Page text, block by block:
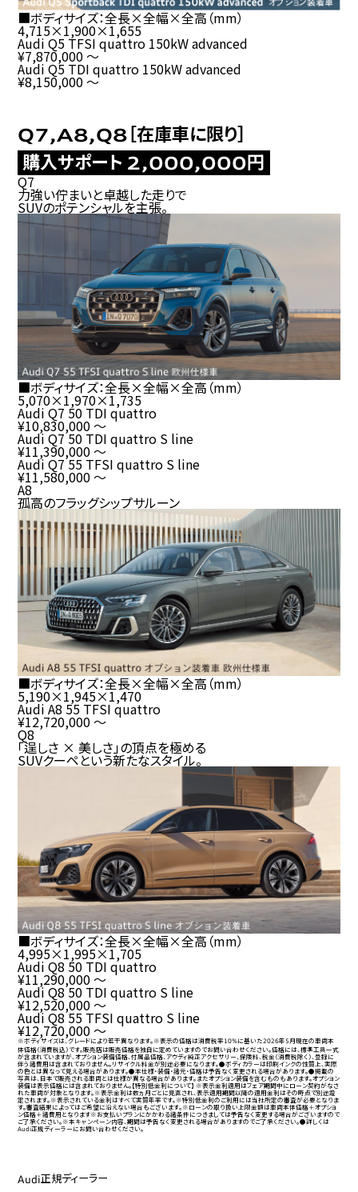
■ボディサイズ：全長×全幅×全高（mm）
4,715×1,900×1,655
Audi Q5 TFSI quattro 150kW advanced
¥7,870,000～
Audi Q5 TDI quattro 150kW advanced
¥8,150,000～
Q7,A8,Q8 ［在庫車に限り］
購入サポート 2,000,000円
Q7
力強い佇まいと卓越した走りで
SUVのポテンシャルを主張。
■ボディサイズ：全長×全幅×全高（mm）
5,070×1,970×1,735
Audi Q7 50 TDI quattro
¥10,830,000～
Audi Q7 50 TDI quattro S line
¥11,390,000～
Audi Q7 55 TFSI quattro S line
¥11,580,000～
A8
孤高のフラッグシップサルーン
■ボディサイズ：全長×全幅×全高（mm）
5,190×1,945×1,470
Audi A8 55 TFSI quattro
¥12,720,000～
Q8
「逞しさ × 美しさ」の頂点を極める
SUVクーペという新たなスタイル。
■ボディサイズ：全長×全幅×全高（mm）
4,995×1,995×1,705
Audi Q8 50 TDI quattro
¥11,290,000～
Audi Q8 50 TDI quattro S line
¥12,520,000～
Audi Q8 55 TFSI quattro S line
¥12,720,000～
※ボディサイズは、グレードにより若干異なります。※表示の価格は消費税率10%に基いた2026年5月現在の車両本
体価格（消費税込）です。販売店は販売価格を独自に定めていますのでお問い合わせください。価格には、標準工具一式
が含まれていますが、オプション装備価格、付属品価格、アウディ純正アクセサリー、保険料、税金（消費税除く）、登録に
伴う諸費用は含まれておりません。リサイクル料金が別途必要になります。●ボディカラーは印刷インクの性質上、実際
の色とは異なって見える場合があります。●本仕様・装備・諸元・価格は予告なく変更される場合があります。●掲載の
写真は、日本で販売される車両とは仕様が異なる場合があります。またオプション装備を含むものもあります。オプション
装備は表示価格には含まれておりません。【特別低金利について】 ※表示金利適用はフェア期間中にローン契約がなさ
れた車両が対象となります。※表示金利は数ヵ月ごとに見直され、表示適用期間以降の適用金利はその時点で別途設
定されます。※表示されている金利はすべて実質年率です。※特別低金利のご利用には当社所定の審査が必要となりま
す。審査結果によってはご希望に沿えない場合もございます。※ローンの取り扱い上限金額は車両本体価格＋オプショ
ン価格＋諸費用となります※お支払いプランにかかわる諸条件につきましては予告なく変更する場合がございますので
ご了承ください。※本キャンペーン内容、期間は予告なく変更される場合がありますのでご了承ください。●詳しくは
Audi正規ディーラーにお問い合わせください。
Audi正規ディーラー